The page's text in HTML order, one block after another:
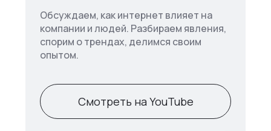
Обсуждаем, как интернет влияет на
компании и людей. Разбираем явления,
спорим о трендах, делимся своим
опытом.
Смотреть на YouTube